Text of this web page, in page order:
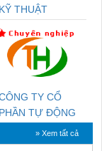
KỸ THUẬT
TY CỔ
PHẦN TỰ ĐỘNG
TIẾN HƯNG» Xem tất cả